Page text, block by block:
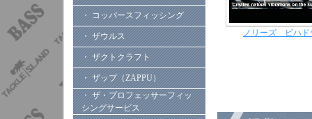
・ コッパースフィッシング
・ ザウルス
・ ザクトクラフト
・ ザップ（ZAPPU）
・ ザ・プロフェッサーフィッ
シングサービス
ノリーズ ビハド